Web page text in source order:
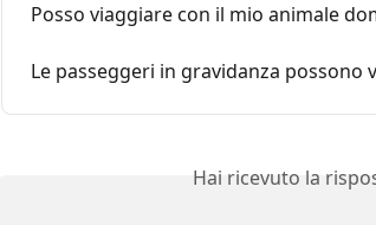
Posso viaggiare con il mio animale
Le passeggeri in gravidanza possono
Hai ricevuto la